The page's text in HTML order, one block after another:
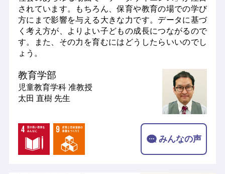
されています。もちろん、保育や教育の場での学び
方にまで影響を与える大きな力です。データに基づ
く考え方が、よりよい子どもの成長につながるので
す。また、その力を育むにはどうしたらいいのでし
ょう。
教育学部
児童教育学科 准教授
太田 直樹 先生
みんなの声